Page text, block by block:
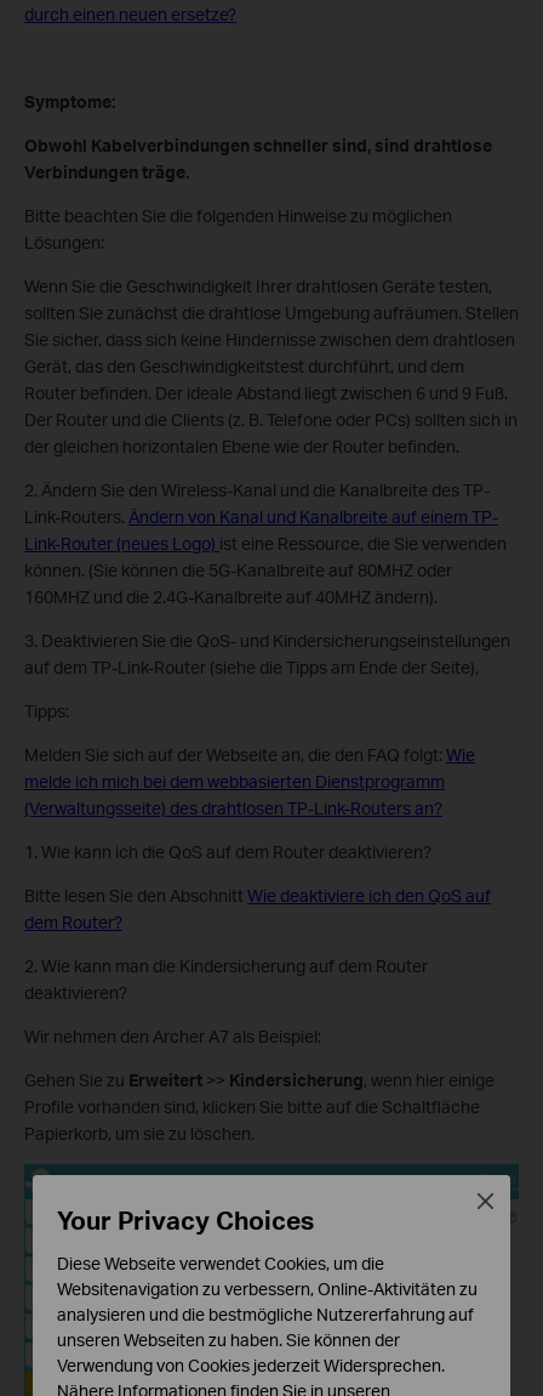
durch einen neuen ersetze?
Symptome:
Obwohl Kabelverbindungen schneller sind, sind drahtlose
Verbindungen träge.
Bitte beachten Sie die folgenden Hinweise zu möglichen
Lösungen:
Wenn Sie die Geschwindigkeit Ihrer drahtlosen Geräte testen,
sollten Sie zunächst die drahtlose Umgebung aufräumen. Stellen
Sie sicher, dass sich keine Hindernisse zwischen dem drahtlosen
Gerät, das den Geschwindigkeitstest durchführt, und dem
Router befinden. Der ideale Abstand liegt zwischen 6 und 9 Fuß.
Der Router und die Clients (z. B. Telefone oder PCs) sollten sich in
der gleichen horizontalen Ebene wie der Router befinden.
2. Ändern Sie den Wireless-Kanal und die Kanalbreite des TP-
Link-Routers. Ändern von Kanal und Kanalbreite auf einem TP-
Link-Router (neues Logo) ist eine Ressource, die Sie verwenden
können. (Sie können die 5G-Kanalbreite auf 80MHZ oder
160MHZ und die 2.4G-Kanalbreite auf 40MHZ ändern).
3. Deaktivieren Sie die QoS- und Kindersicherungseinstellungen
auf dem TP-Link-Router (siehe die Tipps am Ende der Seite),
Tipps:
Melden Sie sich auf der Webseite an, die den FAQ folgt: Wie
melde ich mich bei dem webbasierten Dienstprogramm
(Verwaltungsseite) des drahtlosen TP-Link-Routers an?
1. Wie kann ich die QoS auf dem Router deaktivieren?
Bitte lesen Sie den Abschnitt Wie deaktiviere ich den QoS auf
dem Router?
2. Wie kann man die Kindersicherung auf dem Router
deaktivieren?
Wir nehmen den Archer A7 als Beispiel:
Gehen Sie zu Erweitert >> Kindersicherung, wenn hier einige
Profile vorhanden sind, klicken Sie bitte auf die Schaltfläche
Papierkorb, um sie zu löschen.
Your Privacy Choices
Diese Webseite verwendet Cookies, um die
Websitenavigation zu verbessern, Online-Aktivitäten zu
analysieren und die bestmögliche Nutzererfahrung auf
unseren Webseiten zu haben. Sie können der
Verwendung von Cookies jederzeit Widersprechen.
Nähere Informationen finden Sie in unseren
Close